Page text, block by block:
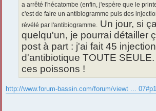
a arrêté l'hécatombe (enfin, j'espère que le
c'est de faire un antibiogramme puis des
révélé par l'antibiogramme. Un jour, si
quelqu'un, je pourrai détailler
post à part : j'ai fait 45
d'antibiotique TOUTE
ces poissons !
http://www.forum-bassin.com/forum/viewt ...